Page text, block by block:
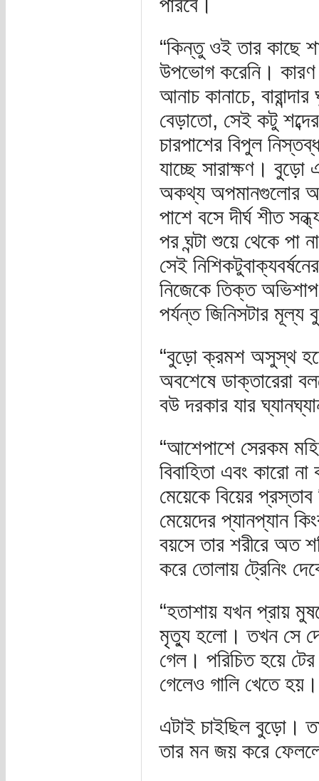
“কিন্তু ওই তার কাছে
উপভোগ করেনি। কারণ
আনাচ কানাচে,
বেড়াতো, সেই কটু
চারপাশের বিপুল
যাচ্ছে সারাক্ষণ। বুড়ো
অকথ্য অপমানগুলোর
পাশে বসে দীর্ঘ শীত
পর ঘন্টা শুয়ে থেকে পা
সেই
নিজেকে তিক্ত
পর্যন্ত জিনিসটার মূল্য
“বুড়ো ক্রমশ অসুস্থ
অবশেষে ডাক্তারেরা
বউ দরকার যার
“আশেপাশে সেরকম
বিবাহিতা এবং কারো
মেয়েকে বিয়ের
মেয়েদের প্যানপ্যান
বয়সে তার শরীরে অত
করে তোলায় ট্রেনিং
“হতাশায় যখন প্রায়
মৃত্যু হলো। তখন সে
গেল। পরিচিত হয়ে
গেলেও গালি খেতে হয়।
এটাই চাইছিল বুড়ো।
তার মন জয় করে